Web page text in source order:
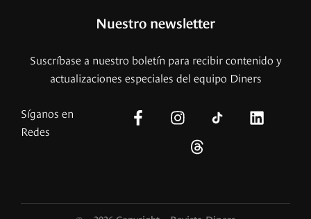
Nuestro newsletter
Suscríbase a nuestro boletín para recibir contenido y
actualizaciones especiales del equipo Diners
Síganos en
Redes